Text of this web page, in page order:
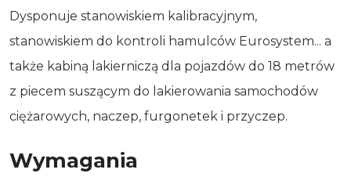
Dysponuje stanowiskiem kalibracyjnym,
stanowiskiem do kontroli hamulców Eurosystem... a
także kabiną lakierniczą dla pojazdów do 18 metrów
z piecem suszącym do lakierowania samochodów
ciężarowych, naczep, furgonetek i przyczep.
Wymagania